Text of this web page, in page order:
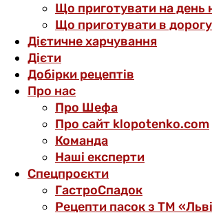
Що приготувати на день
Що приготувати в дорогу
Дієтичне харчування
Дієти
Добірки рецептів
Про нас
Про Шефа
Про сайт klopotenko.com
Команда
Наші експерти
Спецпроєкти
ГастроСпадок
Рецепти пасок з ТМ